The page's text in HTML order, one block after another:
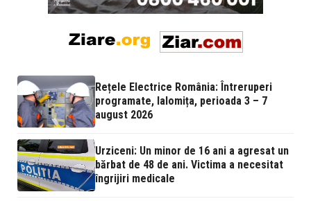
Rețele Electrice România: Întreruperi
programate, Ialomița, perioada 3 – 7
august 2026
Urziceni: Un minor de 16 ani a agresat un
bărbat de 48 de ani. Victima a necesitat
îngrijiri medicale